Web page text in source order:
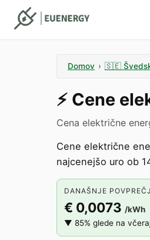
Domov › 🇸🇪
⚡️ Cene
Cena električne
Cene električne
najcenejšo uro ob
DANAŠNJE
€ 0,0073 /kWh
▼ 85% glede na